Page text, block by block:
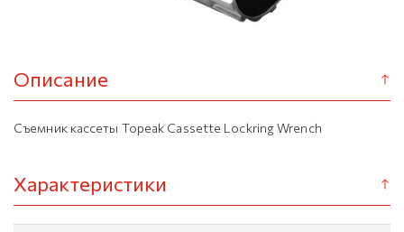
Описание
Съемник кассеты Topeak Cassette Lockring Wrench
Характеристики